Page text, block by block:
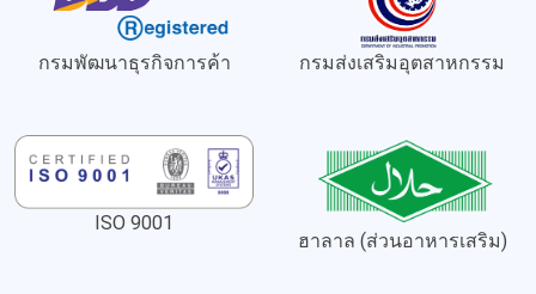
กรมพัฒนาธุรกิจการค้า กรมส่งเสริมอุตสาหกรรม
ISO 9001
ฮาลาล (ส่วนอาหารเสริม)